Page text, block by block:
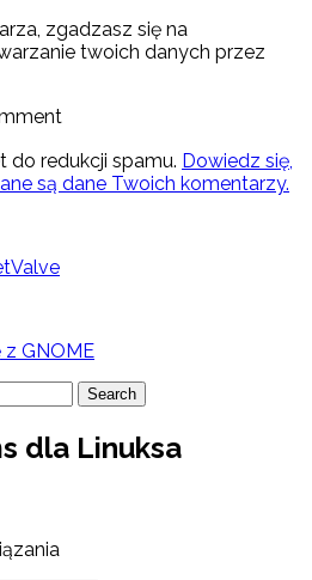
zgadzasz się na
twoich danych przez
do redukcji spamu. Dowiedz się,
są dane Twoich komentarzy.
z GNOME
Search
dla Linuksa